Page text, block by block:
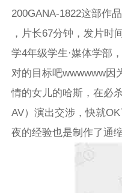
200GANA-1822这部作
，片长67分钟，发片时
学4年级学生·媒体学部
对的目标吧wwwwww因
情的女儿的哈斯，在必
AV）演出交涉，快就
夜的经验也是制作了通